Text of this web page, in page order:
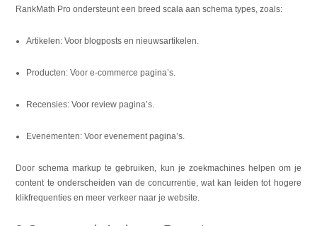
RankMath Pro ondersteunt een breed scala aan schema types, zoals:
Artikelen: Voor blogposts en nieuwsartikelen.
Producten: Voor e-commerce pagina’s.
Recensies: Voor review pagina’s.
Evenementen: Voor evenement pagina’s.
Door schema markup te gebruiken, kun je zoekmachines helpen om je
content te onderscheiden van de concurrentie, wat kan leiden tot hogere
klikfrequenties en meer verkeer naar je website.